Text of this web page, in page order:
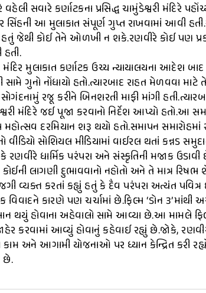
સવારે કર્ણાટકના પ્રસિદ્ધ ચામુંડેશ્વરી મંદિરે
સિંહની આ મુલાકાત સંપૂર્ણ ગુપ્ત રાખવામાં આવી
જેથી કોઈ તેને ઓળખી ન શકે.રણવીરે કોઈ પણ
હતી.
મુલાકાત કર્ણાટક ઉચ્ચ ન્યાયાલયના આદેશ બાદ
સામે ગુનો નોંધાયો હતો.ત્યારબાદ રાહત મેળવવા
રજૂ કરીને બિનશરતી માફી માંગી
મંદિરે જઈ પૂજા કરવાનો નિર્દેશ આપ્યો હતો.આ
મહોત્સવ દરમિયાન શરૂ થયો હતો.સમાપન સમારોહમાં
વીડિયો સોશિયલ મીડિયામાં વાઈરલ થતાં કન્નડ
ધાર્મિક પરંપરા અને સંસ્કૃતિની મજાક ઉડાવી
લાગણી દુભાવવાનો નહોતો અને તે માત્ર રિષભ
વ્યક્ત કરતાં કહ્યું હતું કે દૈવ પરંપરા અત્યંત
કારણે પણ ચર્ચામાં છે.ફિલ્મ ‘ડોન ૩’માંથી
થયું હોવાના અહેવાલો સામે આવ્યા છે.આ મામલે
કરવામાં આવ્યું હોવાનું કહેવાઈ રહ્યું છે.જોકે,
કામ અને આગામી યોજનાઓ પર ધ્યાન કેન્દ્રિત કરી
છે.